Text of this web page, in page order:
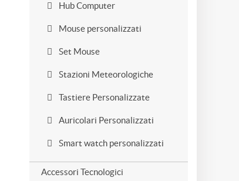
Hub Computer
Mouse personalizzati
Set Mouse
Stazioni Meteorologiche
Tastiere Personalizzate
Auricolari Personalizzati
Smart watch personalizzati
Accessori Tecnologici